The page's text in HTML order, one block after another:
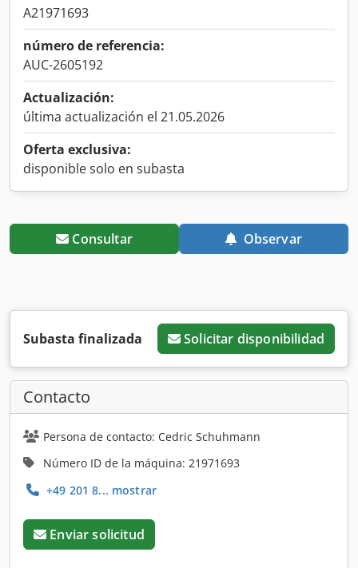
A21971693
número de referencia:
AUC-2605192
Actualización:
última actualización el 21.05.2026
Oferta exclusiva:
disponible solo en subasta
Consultar Observar
Subasta finalizada Solicitar disponibilidad
Contacto
Persona de contacto: Cedric Schuhmann
Número ID de la máquina: 21971693
+49 201 8... mostrar
Enviar solicitud